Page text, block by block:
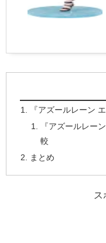
『アズールレーン
『アズールレー
較
まとめ
ス